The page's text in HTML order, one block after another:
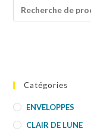
Catégories
ENVELOPPES
CLAIR DE LUNE